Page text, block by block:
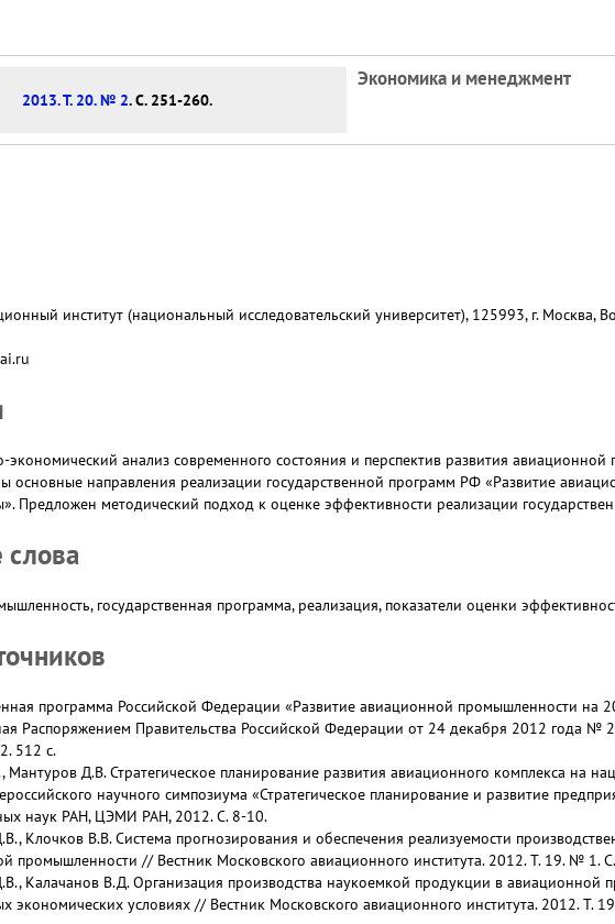
2013. Т. 20. № 2. С. 251-260.
Экономика и менеджмент
институт (национальный исследовательский университет), 125993, г. Москва,
экономический анализ современного состояния и перспектив развития
основные направления реализации государственной программ РФ «Развитие
Предложен методический подход к оценке эффективности реализации
государственная программа, реализация, показатели оценки
программа Российской Федерации «Развитие авиационной промышленности на
Распоряжением Правительства Российской Федерации от 24 декабря 2012 года №
512 с.
Мантуров Д.В. Стратегическое планирование развития авиационного комплекса на
научного симпозиума «Стратегическое планирование и развитие
наук РАН, ЦЭМИ РАН, 2012. С. 8-10.
Клочков В.В. Система прогнозирования и обеспечения реализуемости
промышленности // Вестник Московского авиационного института. 2012. Т. 19. № 1.
Калачанов В.Д. Организация производства наукоемкой продукции в авиационной
экономических условиях // Вестник Московского авиационного института. 2012. Т.